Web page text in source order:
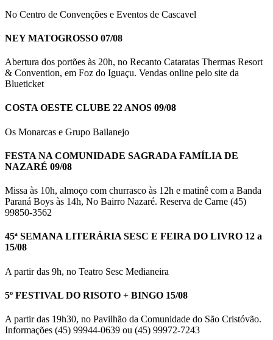
No Centro de Convenções e Eventos de Cascavel
NEY MATOGROSSO 07/08
Abertura dos portões às 20h, no Recanto Cataratas Thermas Resort
& Convention, em Foz do Iguaçu. Vendas online pelo site da
Blueticket
COSTA OESTE CLUBE 22 ANOS 09/08
Os Monarcas e Grupo Bailanejo
FESTA NA COMUNIDADE SAGRADA FAMÍLIA DE
NAZARÉ 09/08
Missa às 10h, almoço com churrasco às 12h e matinê com a Banda
Paraná Boys às 14h, No Bairro Nazaré. Reserva de Carne (45)
99850-3562
45ª SEMANA LITERÁRIA SESC E FEIRA DO LIVRO 12 a
15/08
A partir das 9h, no Teatro Sesc Medianeira
5º FESTIVAL DO RISOTO + BINGO 15/08
A partir das 19h30, no Pavilhão da Comunidade do São Cristóvão.
Informações (45) 99944-0639 ou (45) 99972-7243